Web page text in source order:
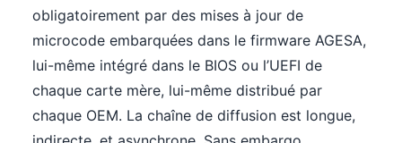
obligatoirement par des mises à jour de
microcode embarquées dans le firmware AGESA,
lui-même intégré dans le BIOS ou l’UEFI de
chaque carte mère, lui-même distribué par
chaque OEM. La chaîne de diffusion est longue,